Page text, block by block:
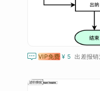
 VIP免费 ¥ 5 出差报